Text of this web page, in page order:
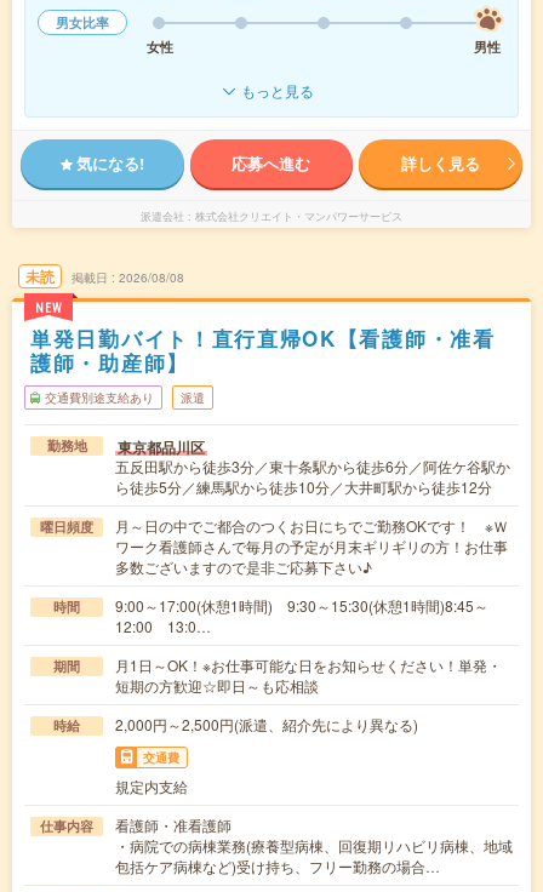
男女比率
女性
男性
もっと見る
気になる! 応募へ進む 詳しく見る
派遣会社 株式会社クリエイト・マンパワーサービス
未読
NEW
掲載日 2026/08/08
単発日勤バイト！直行直帰OK【看護師・准看
護師・助産師】
交通費別途支給あり 派遣
勤務地 東京都品川区
五反田駅から徒歩3分／東十条駅から徒歩6分／阿佐ケ谷駅か
ら徒歩5分／練馬駅から徒歩10分／大井町駅から徒歩12分
曜日頻度
月～日の中でご都合のつくお日にちでご勤務OKです！ ※Ｗ
ワーク看護師さんで毎月の予定が月末ギリギリの方！お仕事
多数ございますので是非ご応募下さい♪
時間
9:00～17:00(休憩1時間) 9:30～15:30(休憩1時間)8:45～
12:00 13:0…
期間
月1日～OK！※お仕事可能な日をお知らせください！単発・
短期の方歓迎☆即日～も応相談
時給 2,000円～2,500円(派遣、紹介先により異なる)
交通費
規定内支給
仕事内容
看護師・准看護師
・病院での病棟業務(療養型病棟、回復期リハビリ病棟、地域
包括ケア病棟など)受け持ち、フリー勤務の場合…